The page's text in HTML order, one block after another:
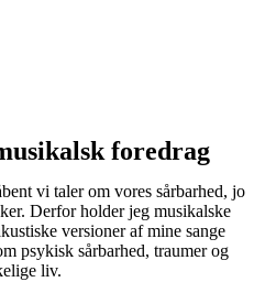
foredrag
vi taler om vores sårbarhed, jo
Derfor holder jeg musikalske
versioner af mine sange
psykisk sårbarhed, traumer og
liv.